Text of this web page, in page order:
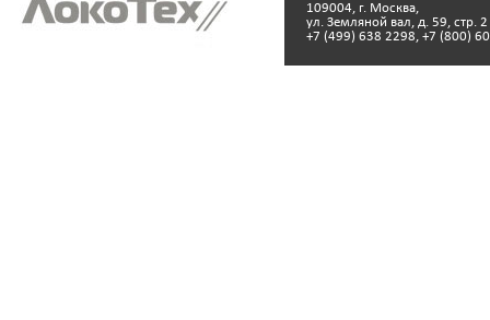
109004, г. Москва,
ул. Земляной вал, д. 59, стр. 2
+7 (499) 638 2298, +7 (800)